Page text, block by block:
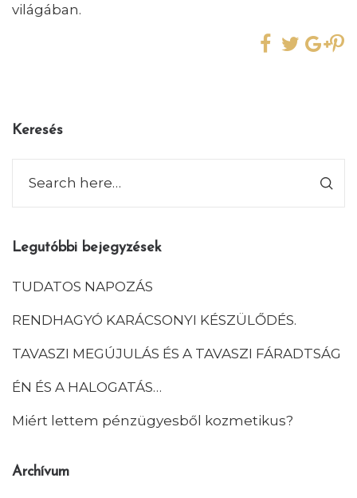
világában.
Keresés
Legutóbbi bejegyzések
TUDATOS NAPOZÁS
RENDHAGYÓ KARÁCSONYI KÉSZÜLŐDÉS.
TAVASZI MEGÚJULÁS ÉS A TAVASZI FÁRADTSÁG
ÉN ÉS A HALOGATÁS…
Miért lettem pénzügyesből kozmetikus?
Archívum